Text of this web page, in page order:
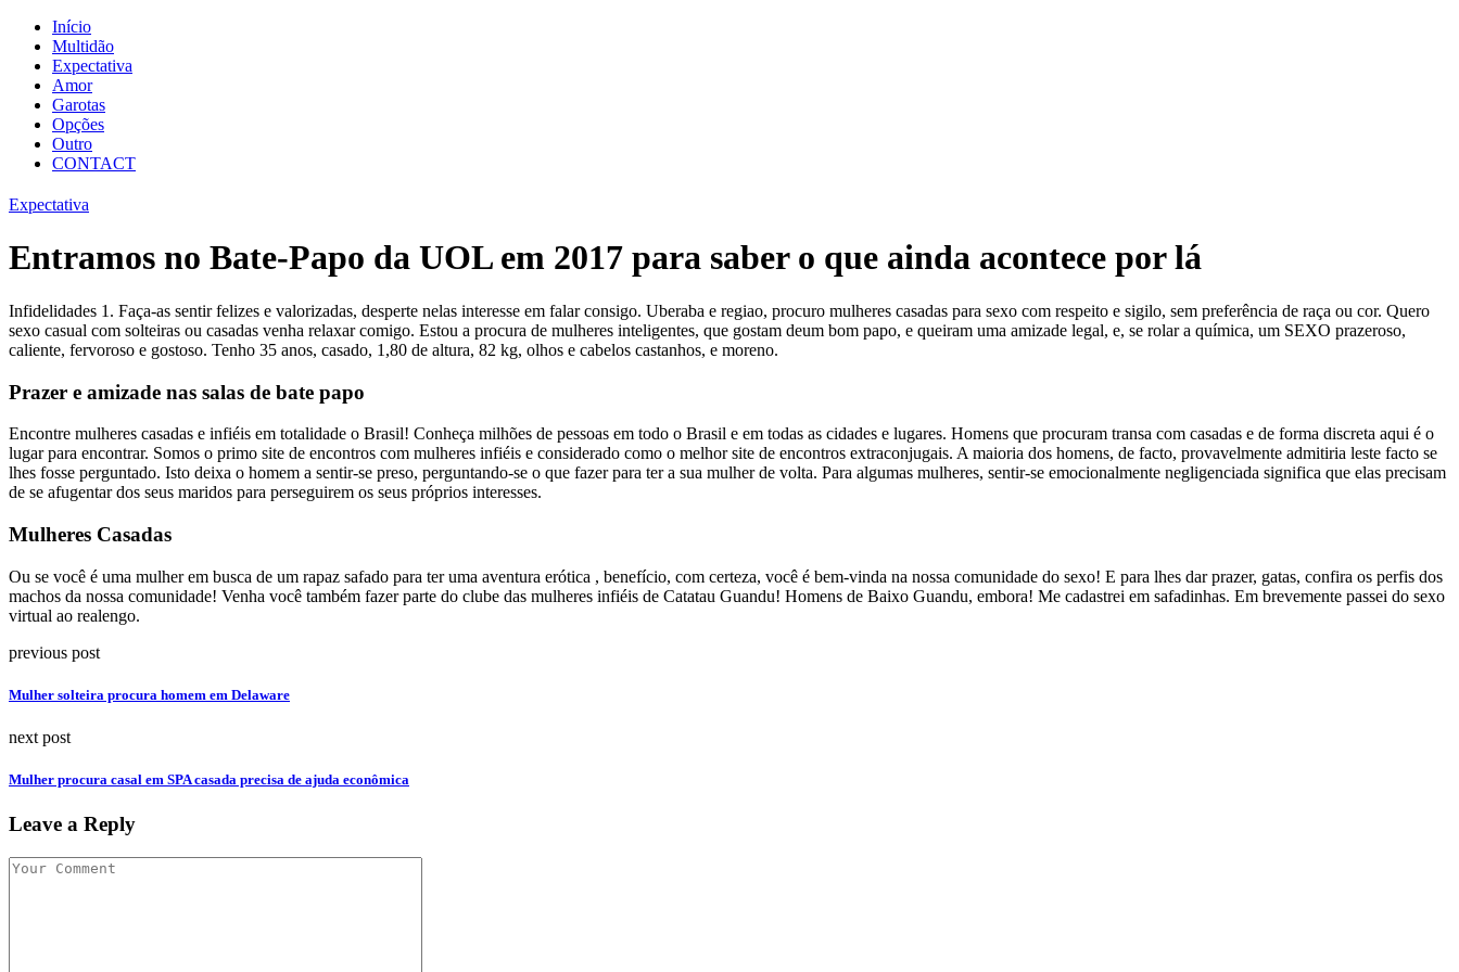
Início
Multidão
Expectativa
Amor
Garotas
Opções
Outro
CONTACT
Expectativa
Entramos no Bate-Papo da UOL em 2017 para saber o que ainda acontece por lá
Infidelidades 1. Faça-as sentir felizes e valorizadas, desperte nelas interesse em falar consigo. Uberaba e regiao, procuro mulheres casadas para sexo com respeito e sigilo, sem preferência de raça ou cor. Quero
sexo casual com solteiras ou casadas venha relaxar comigo. Estou a procura de mulheres inteligentes, que gostam deum bom papo, e queiram uma amizade legal, e, se rolar a química, um SEXO prazeroso,
caliente, fervoroso e gostoso. Tenho 35 anos, casado, 1,80 de altura, 82 kg, olhos e cabelos castanhos, e moreno.
Prazer e amizade nas salas de bate papo
Encontre mulheres casadas e infiéis em totalidade o Brasil! Conheça milhões de pessoas em todo o Brasil e em todas as cidades e lugares. Homens que procuram transa com casadas e de forma discreta aqui é o
lugar para encontrar. Somos o primo site de encontros com mulheres infiéis e considerado como o melhor site de encontros extraconjugais. A maioria dos homens, de facto, provavelmente admitiria leste facto se
lhes fosse perguntado. Isto deixa o homem a sentir-se preso, perguntando-se o que fazer para ter a sua mulher de volta. Para algumas mulheres, sentir-se emocionalmente negligenciada significa que elas precisam
de se afugentar dos seus maridos para perseguirem os seus próprios interesses.
Mulheres Casadas
Ou se você é uma mulher em busca de um rapaz safado para ter uma aventura erótica , benefício, com certeza, você é bem-vinda na nossa comunidade do sexo! E para lhes dar prazer, gatas, confira os perfis dos
machos da nossa comunidade! Venha você também fazer parte do clube das mulheres infiéis de Catatau Guandu! Homens de Baixo Guandu, embora! Me cadastrei em safadinhas. Em brevemente passei do sexo
virtual ao realengo.
previous post
Mulher solteira procura homem em Delaware
next post
Mulher procura casal em SPA casada precisa de ajuda econômica
Leave a Reply